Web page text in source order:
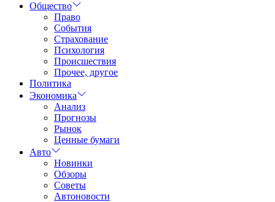
Общество
Право
События
Страхование
Психология
Происшествия
Прочее, другое
Политика
Экономика
Анализ
Прогнозы
Рынок
Ценные бумаги
Авто
Новинки
Обзоры
Советы
Автоновости